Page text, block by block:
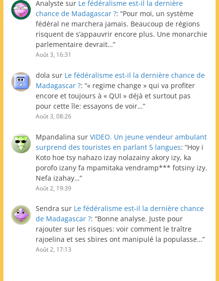
Analyste sur Le fédéralisme est-il la dernière
chance de Madagascar ?: “Pour moi, un système
fédéral ne marchera jamais. Beaucoup de régions
risquent de s’appauvrir encore plus. Une monarchie
parlementaire devrait…”
Août 3, 16:31
dola sur Le fédéralisme est-il la dernière chance de
Madagascar ?: “« regime change » qui va profiter
encore et toujours à « QUI » déjà et surtout pas
pour cette île: essayons de voir…”
Août 3, 08:26
Mpandalina sur VIDEO. Un jeune vendeur ambulant
surprend des touristes en parlant 5 langues: “Hoy i
Koto hoe tsy nahazo izay nolazainy akory izy, ka
porofo izany fa mpamitaka vendramp*** fotsiny izy.
Nefa izahay…”
Août 2, 19:39
Sendra sur Le fédéralisme est-il la dernière chance
de Madagascar ?: “Bonne analyse. Juste pour
rajouter sur les risques: voir comment le traître
rajoelina et ses sbires ont manipulé la populasse…”
Août 2, 17:13